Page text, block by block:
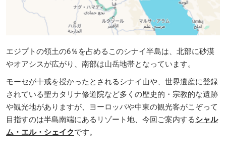
エジプトの領土の6％を占めるこのシナイ半島は、北部に砂漠
やオアシスが広がり、南部は山岳地帯となっています。
モーセが十戒を授かったとされるシナイ山や、世界遺産に登録
されている聖カタリナ修道院など多くの歴史的・宗教的な遺跡
や観光地がありますが、ヨーロッパや中東の観光客がこぞって
目指すのは半島南端にあるリゾート地、今回ご案内するシャル
ム・エル・シェイクです。